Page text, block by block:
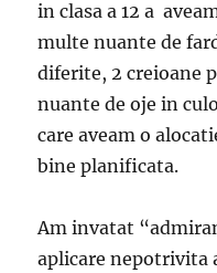
in clasa a 12 a
multe nuante de
diferite, 2 creioane
nuante de oje in
care aveam o
bine planificata.
Am invatat
aplicare nepotrivita